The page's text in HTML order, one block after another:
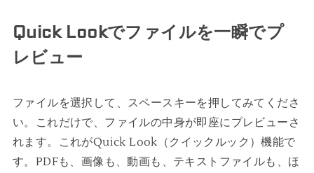
Quick Lookでファイルを一瞬でプ
レビュー
ファイルを選択して、スペースキーを押してみてくださ
い。これだけで、ファイルの中身が即座にプレビューさ
れます。これがQuick Look（クイックルック）機能で
す。PDFも、画像も、動画も、テキストファイルも、ほ